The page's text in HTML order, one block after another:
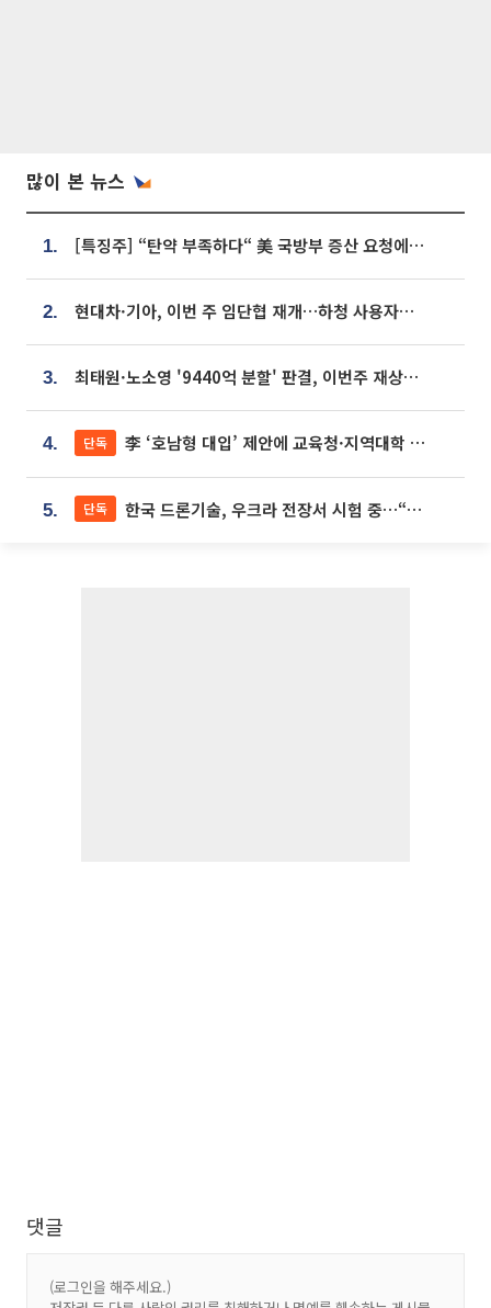
많이 본 뉴스
1. [특징주] “탄약 부족하다“ 美 국방부 증산 요청에⋯국내 방산주 급등세
2. 현대차·기아, 이번 주 임단협 재개…하청 사용자성 재심도 ‘변수’
3. 최태원·노소영 '9440억 분할' 판결, 이번주 재상고 여부 주목
4. 단독 李 ‘호남형 대입’ 제안에 교육청·지역대학 서·논술형 입시 연계 '착수'
5. 단독 한국 드론기술, 우크라 전장서 시험 중…“스타트업 여러 곳 참여”
댓글